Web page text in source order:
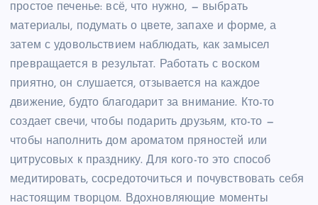
простое печенье: всё, что нужно, — выбрать
материалы, подумать о цвете, запахе и форме, а
затем с удовольствием наблюдать, как замысел
превращается в результат. Работать с воском
приятно, он слушается, отзывается на каждое
движение, будто благодарит за внимание. Кто-то
создает свечи, чтобы подарить друзьям, кто-то —
чтобы наполнить дом ароматом пряностей или
цитрусовых к празднику. Для кого-то это способ
медитировать, сосредоточиться и почувствовать себя
настоящим творцом. Вдохновляющие моменты